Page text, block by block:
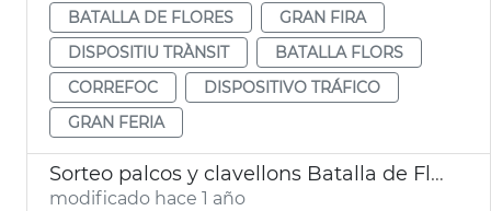
BATALLA DE FLORES
GRAN FIRA
DISPOSITIU TRÀNSIT
BATALLA FLORS
CORREFOC
DISPOSITIVO TRÁFICO
GRAN FERIA
Sorteo palcos y clavellons Batalla de Flores València
modificado hace 1 año